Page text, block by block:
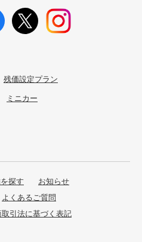
残価設定プラン
ミニカー
探す
お知らせ
よくあるご質問
引法に基づく表記